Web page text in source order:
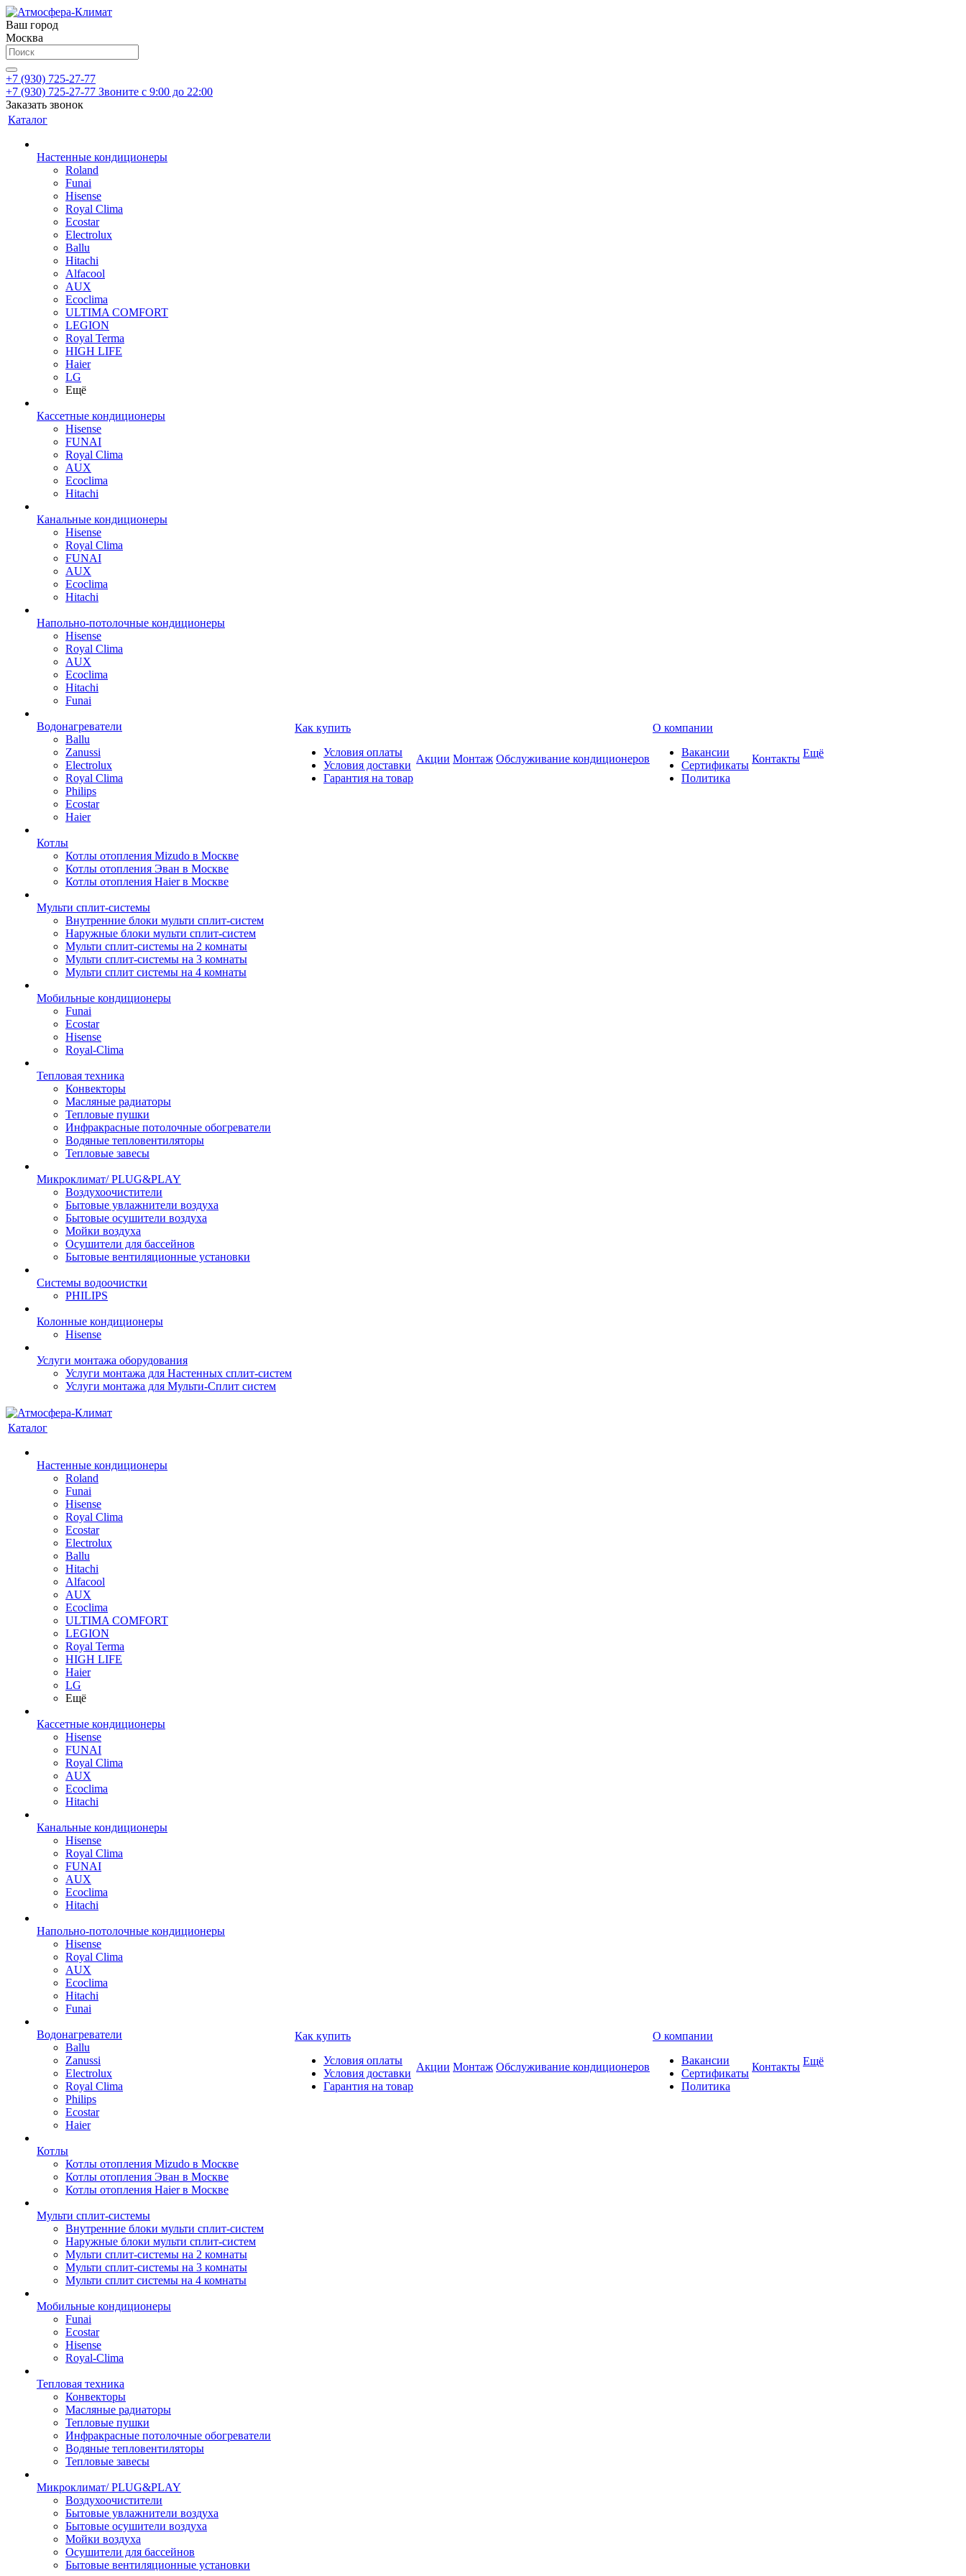
Ваш город
Москва
+7 (930) 725-27-77
+7 (930) 725-27-77 Звоните с 9:00 до 22:00
Заказать звонок
Каталог
Настенные кондиционеры
Roland
Funai
Hisense
Royal Clima
Ecostar
Electrolux
Ballu
Hitachi
Alfacool
AUX
Ecoclima
ULTIMA COMFORT
LEGION
Royal Terma
HIGH LIFE
Haier
LG
Ещё
Кассетные кондиционеры
Hisense
FUNAI
Royal Clima
AUX
Ecoclima
Hitachi
Канальные кондиционеры
Hisense
Royal Clima
FUNAI
AUX
Ecoclima
Hitachi
Напольно-потолочные кондиционеры
Hisense
Royal Clima
AUX
Ecoclima
Hitachi
Funai
Водонагреватели
Ballu
Zanussi
Electrolux
Royal Clima
Philips
Ecostar
Haier
Котлы
Котлы отопления Mizudo в Москве
Котлы отопления Эван в Москве
Котлы отопления Haier в Москве
Мульти сплит-системы
Внутренние блоки мульти сплит-систем
Наружные блоки мульти сплит-систем
Мульти сплит-системы на 2 комнаты
Мульти сплит-системы на 3 комнаты
Мульти сплит системы на 4 комнаты
Мобильные кондиционеры
Funai
Ecostar
Hisense
Royal-Clima
Тепловая техника
Конвекторы
Масляные радиаторы
Тепловые пушки
Инфракрасные потолочные обогреватели
Водяные тепловентиляторы
Тепловые завесы
Микроклимат/ PLUG&PLAY
Воздухоочистители
Бытовые увлажнители воздуха
Бытовые осушители воздуха
Мойки воздуха
Осушители для бассейнов
Бытовые вентиляционные установки
Системы водоочистки
PHILIPS
Колонные кондиционеры
Hisense
Услуги монтажа оборудования
Услуги монтажа для Настенных сплит-систем
Услуги монтажа для Мульти-Сплит систем
Как купить
Условия оплаты
Условия доставки
Гарантия на товар
Акции Монтаж Обслуживание кондиционеров
О компании
Вакансии
Сертификаты
Политика
Контакты Ещё
Каталог
Настенные кондиционеры
Roland
Funai
Hisense
Royal Clima
Ecostar
Electrolux
Ballu
Hitachi
Alfacool
AUX
Ecoclima
ULTIMA COMFORT
LEGION
Royal Terma
HIGH LIFE
Haier
LG
Ещё
Кассетные кондиционеры
Hisense
FUNAI
Royal Clima
AUX
Ecoclima
Hitachi
Канальные кондиционеры
Hisense
Royal Clima
FUNAI
AUX
Ecoclima
Hitachi
Напольно-потолочные кондиционеры
Hisense
Royal Clima
AUX
Ecoclima
Hitachi
Funai
Водонагреватели
Ballu
Zanussi
Electrolux
Royal Clima
Philips
Ecostar
Haier
Котлы
Котлы отопления Mizudo в Москве
Котлы отопления Эван в Москве
Котлы отопления Haier в Москве
Мульти сплит-системы
Внутренние блоки мульти сплит-систем
Наружные блоки мульти сплит-систем
Мульти сплит-системы на 2 комнаты
Мульти сплит-системы на 3 комнаты
Мульти сплит системы на 4 комнаты
Мобильные кондиционеры
Funai
Ecostar
Hisense
Royal-Clima
Тепловая техника
Конвекторы
Масляные радиаторы
Тепловые пушки
Инфракрасные потолочные обогреватели
Водяные тепловентиляторы
Тепловые завесы
Микроклимат/ PLUG&PLAY
Воздухоочистители
Бытовые увлажнители воздуха
Бытовые осушители воздуха
Мойки воздуха
Осушители для бассейнов
Бытовые вентиляционные установки
Как купить
Условия оплаты
Условия доставки
Гарантия на товар
Акции Монтаж Обслуживание кондиционеров
О компании
Вакансии
Сертификаты
Политика
Контакты Ещё